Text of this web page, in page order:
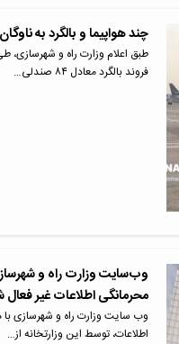
چند هواپیما و بالگرد به
فروند بالگرد معادل ۸۴ صندلی…
وب‌سایت وزارت راه و
محرمانگی اطلاعات غیر فعال
وب سایت وزارت راه و شهرسازی
اطلاعات، توسط این وزارتخانه از…